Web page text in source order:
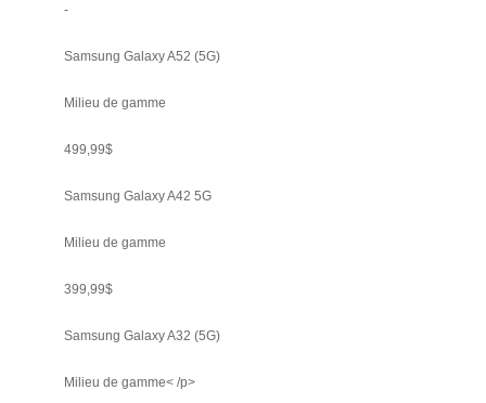
-
Samsung Galaxy A52 (5G)
Milieu de gamme
499,99$
Samsung Galaxy A42 5G
Milieu de gamme
399,99$
Samsung Galaxy A32 (5G)
Milieu de gamme< /p>